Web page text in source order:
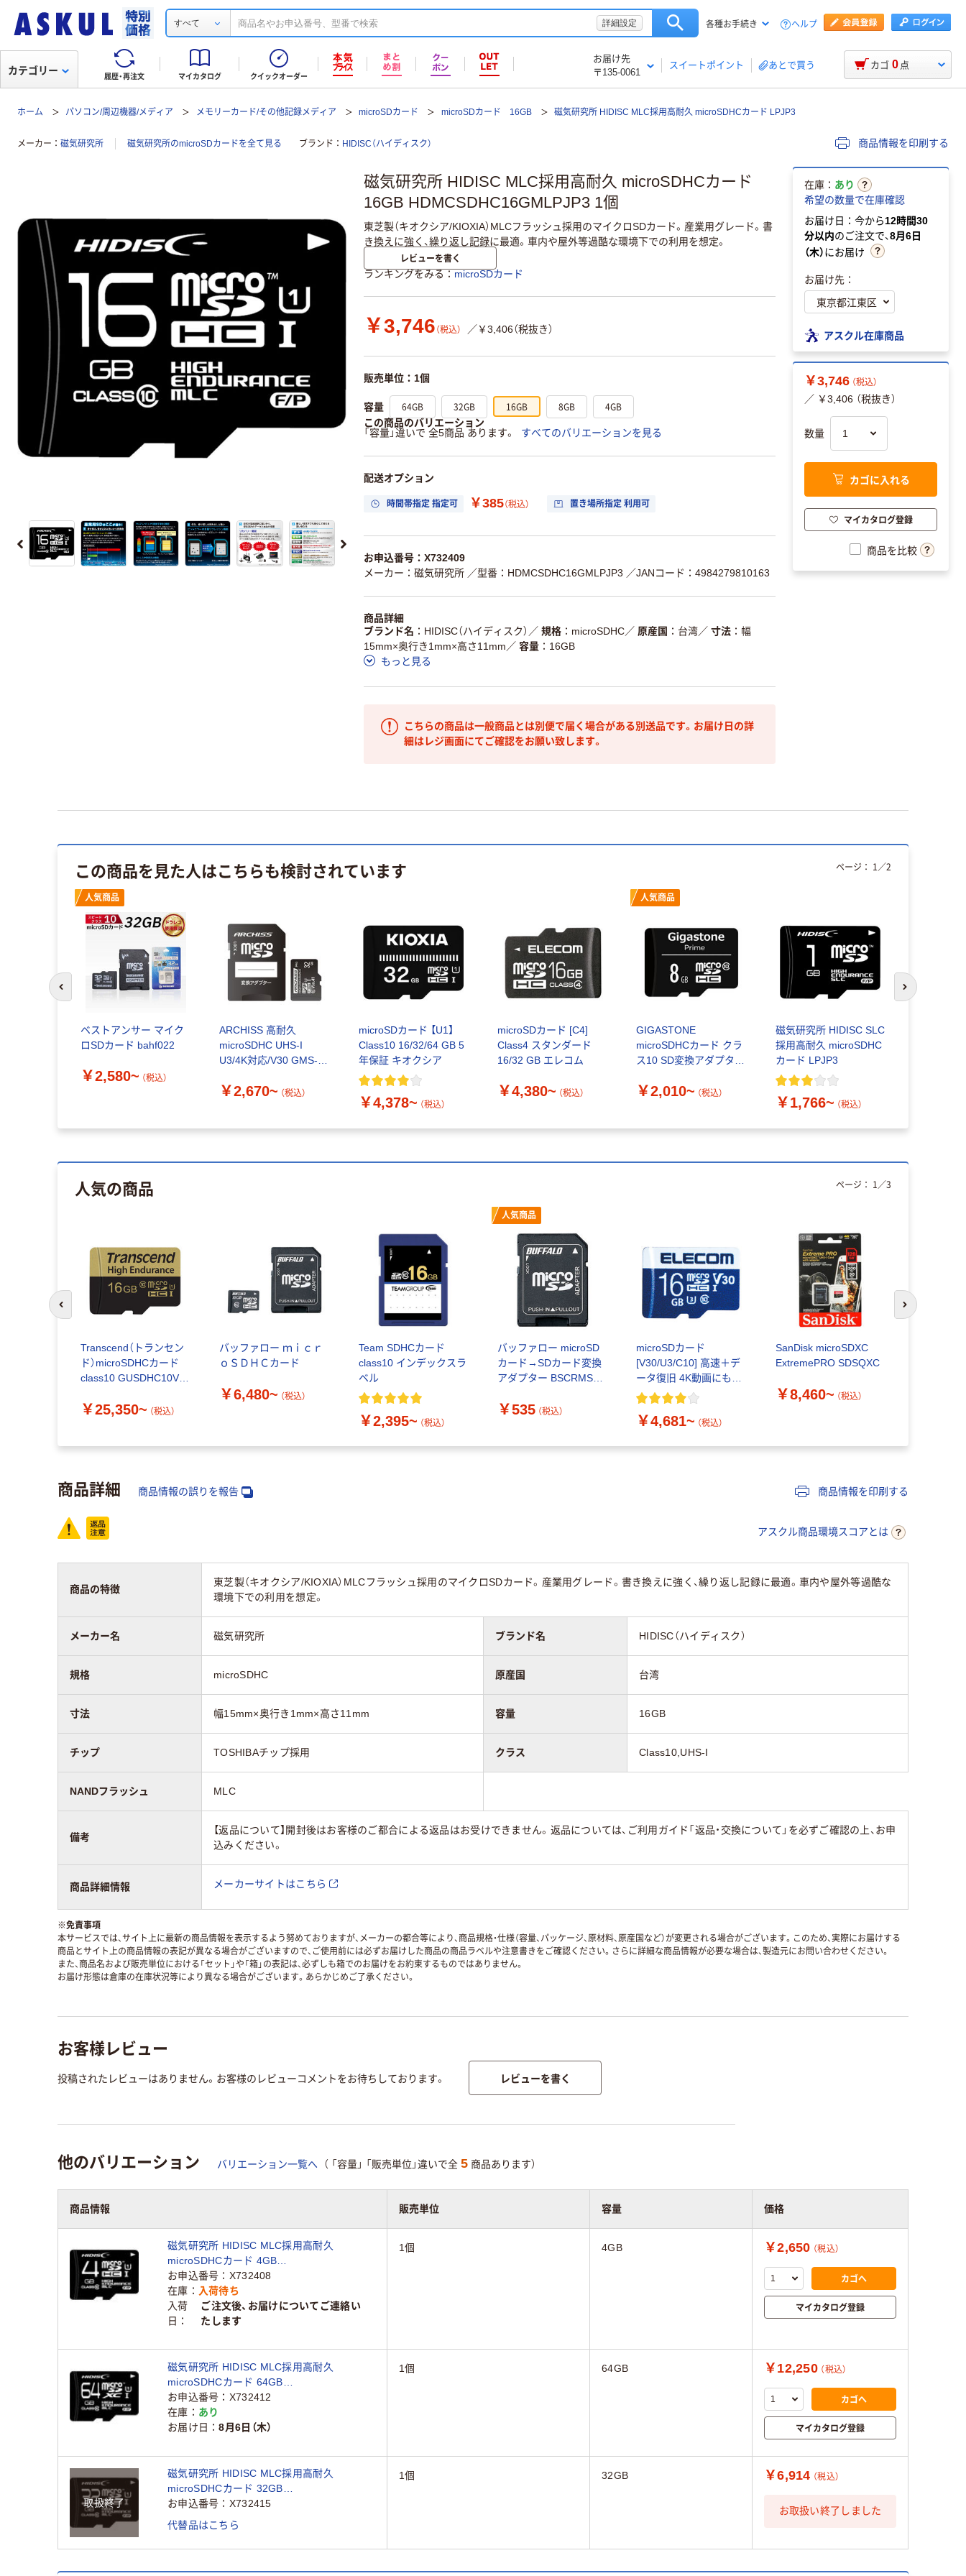
すべて 詳細設定 各種お手続き ヘルプ
履歴・再注文 マイカタログ クイックオーダー
お届け先
〒135-0061
スイートポイント あとで買う
カテゴリー カゴ 0 点
ホーム パソコン/周辺機器/メディア メモリーカード/その他記録メディア microSDカード microSDカード 16GB 磁気研究所 HIDISC MLC採用高耐久 microSDHCカード LPJP3
メーカー 磁気研究所 磁気研究所のmicroSDカードを全て見る ブランド HIDISC（ハイディスク） 商品情報を印刷する
磁気研究所 HIDISC MLC採用高耐久 microSDHCカード
16GB HDMCSDHC16GMLPJP3 1個
東芝製（キオクシア/KIOXIA）MLCフラッシュ採用のマイクロSDカード。産業用グレード。書
き換えに強く、繰り返し記録に最適。車内や屋外等過酷な環境下での利用を想定。
レビューを書く
ランキングをみる microSDカード
￥3,746 （税込） ／￥3,406（税抜き）
販売単位：1個
容量 64GB 32GB 16GB 8GB 4GB
この商品のバリエーション
「容量」違いで 全5商品 あります。
すべてのバリエーションを見る
配送オプション
時間帯指定 指定可 ￥385（税込） 置き場所指定 利用可
お申込番号：X732409
メーカー：磁気研究所 ／型番：HDMCSDHC16GMLPJP3 ／JANコード：4984279810163
商品詳細
ブランド名
HIDISC（ハイディスク） ／ 規格 microSDHC／ 原産国 台湾／ 寸法
幅
15mm×奥行き1mm×高さ11mm ／ 容量
16GB
もっと見る
こちらの商品は一般商品とは別便で届く場合がある別送品です。お届け日の詳
細はレジ画面にてご確認をお願い致します。
在庫： あり
希望の数量で在庫確認
お届け日：今から12時間30
分以内のご注文で、8月6日
（木）にお届け
お届け先：
アスクル在庫商品
￥3,746 （税込）
／ ￥3,406 （税抜き）
数量
カゴに入れる
マイカタログ登録
商品を比較
この商品を見た人はこちらも検討されています
人気商品
ベストアンサー マイク
ロSDカード bahf022
￥2,580~ （税込）
ARCHISS 高耐久
microSDHC UHS-I
U3/4K対応/V30 GMS-
￥2,670~ （税込）
microSDカード 【U1】
Class10 16/32/64 GB 5
年保証 キオクシア
￥4,378~ （税込）
microSDカード [C4]
Class4 スタンダード
16/32 GB エレコム
￥4,380~ （税込）
人気商品
GIGASTONE
microSDHCカード クラ
ス10 SD変換アダプター
￥2,010~ （税込）
磁気研究所 HIDISC SLC
採用高耐久 microSDHC
カード LPJP3
￥1,766~ （税込）
ページ： 1 ／2
前のスライドへ 次のスライド
人気の商品
Transcend（トランセン
ド）microSDHCカード
class10 GUSDHC10V
￥25,350~ （税込）
バッファロー ｍｉｃｒ
ｏＳＤＨＣカード
￥6,480~ （税込）
Team SDHCカード
class10 インデックスラ
ベル
￥2,395~ （税込）
人気商品
バッファロー microSD
カード→SDカード変換
アダプター BSCRMSDA
￥535 （税込）
microSDカード
[V30/U3/C10] 高速＋デ
ータ復旧 4K動画にも最
適 16GB～512GB エレ
￥4,681~ （税込）
SanDisk microSDXC
ExtremePRO SDSQXC
￥8,460~ （税込）
ページ： 1 ／3
前のスライドへ 次のスライド
商品詳細 商品情報の誤りを報告 商品情報を印刷する
アスクル商品環境スコアとは
商品の特徴
東芝製（キオクシア/KIOXIA）MLCフラッシュ採用のマイクロSDカード。産業用グレード。書き換えに強く、繰り返し記録に最適。車内や屋外等過酷な
環境下での利用を想定。
メーカー名 磁気研究所 ブランド名 HIDISC（ハイディスク）
規格 microSDHC 原産国 台湾
寸法 幅15mm×奥行き1mm×高さ11mm 容量 16GB
チップ TOSHIBAチップ採用 クラス Class10,UHS-I
NANDフラッシュ MLC
備考
【返品について】開封後はお客様のご都合による返品はお受けできません。返品については、ご利用ガイド「返品・交換について」を必ずご確認の上、お申
込みください。
商品詳細情報 メーカーサイトはこちら
※免責事項
本サービスでは、サイト上に最新の商品情報を表示するよう努めておりますが、メーカーの都合等により、商品規格・仕様（容量、パッケージ、原材料、原産国など）が変更される場合がございます。このため、実際にお届けする
商品とサイト上の商品情報の表記が異なる場合がございますので、ご使用前には必ずお届けした商品の商品ラベルや注意書きをご確認ください。さらに詳細な商品情報が必要な場合は、製造元にお問い合わせください。
また、商品名および販売単位における「セット」や「箱」の表記は、必ずしも箱でのお届けをお約束するものではありません。
お届け形態は倉庫の在庫状況等により異なる場合がございます。あらかじめご了承ください。
お客様レビュー
投稿されたレビューはありません。お客様のレビューコメントをお待ちしております。 レビューを書く
他のバリエーション バリエーション一覧へ （ 「容量」 「販売単位」違いで全 5 商品あります）
商品情報 販売単位 容量 価格
磁気研究所 HIDISC MLC採用高耐久
microSDHCカード 4GB
HDMCSDHC4GMLPJP3 1個
お申込番号
X732408
在庫
入荷待ち
入荷
日
ご注文後、お届けについてご連絡い
たします
1個 4GB ￥2,650 （税込）
カゴへ
マイカタログ登録
磁気研究所 HIDISC MLC採用高耐久
microSDHCカード 64GB
HDMCSDXC64GMLPJP3 1個
お申込番号
X732412
在庫
あり
お届け日
8月6日（木）
1個 64GB ￥12,250 （税込）
カゴへ
マイカタログ登録
取扱終了
磁気研究所 HIDISC MLC採用高耐久
microSDHCカード 32GB
HDMCSDHC32GMLPJP3 1個
お申込番号
X732415
代替品はこちら
1個 32GB ￥6,914 （税込）
お取扱い終了しました